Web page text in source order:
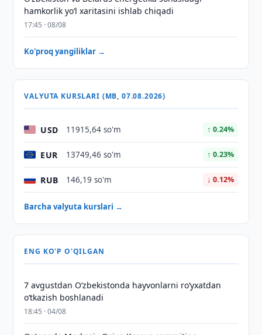
hamkorlik yoʻl xaritasini ishlab chiqadi
17:45 · 08/08
Ko'proq yangiliklar →
VALYUTA KURSLARI (MB, 07.08.2026)
USD 11915,64 so'm ↑ 0.24%
EUR 13749,46 so'm ↑ 0.23%
RUB 146,19 so'm ↓ 0.12%
Barcha valyuta kurslari →
ENG KO'P O'QILGAN
7 avgustdan O‘zbekistonda hayvonlarni ro‘yxatdan
o‘tkazish boshlanadi
18:45 · 04/08